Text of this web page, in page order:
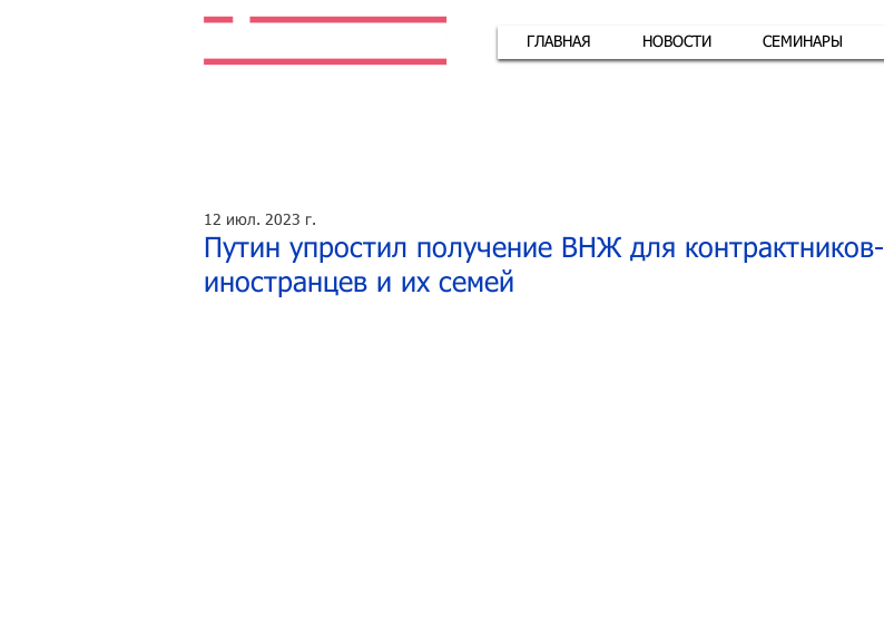
ГЛАВНАЯ НОВОСТИ СЕМИНАРЫ
Путин упростил получение ВНЖ для контрактников-
иностранцев и их семей
12 июл. 2023 г.